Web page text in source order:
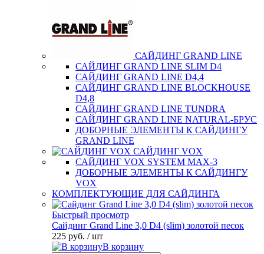
САЙДИНГ GRAND LINE
САЙДИНГ GRAND LINE SLIM D4
САЙДИНГ GRAND LINE D4,4
САЙДИНГ GRAND LINE BLOCKHOUSE
D4,8
САЙДИНГ GRAND LINE TUNDRA
САЙДИНГ GRAND LINE NATURAL-БРУС
ДОБОРНЫЕ ЭЛЕМЕНТЫ К САЙДИНГУ
GRAND LINE
САЙДИНГ VOX
САЙДИНГ VOX SYSTEM MAX-3
ДОБОРНЫЕ ЭЛЕМЕНТЫ К САЙДИНГУ
VOX
КОМПЛЕКТУЮЩИЕ ДЛЯ САЙДИНГА
Быстрый просмотр
Сайдинг Grand Line 3,0 D4 (slim) золотой песок
225 руб. / шт
В корзину